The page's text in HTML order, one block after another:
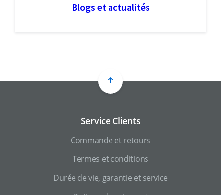
Blogs et actualités
Service Clients
Commande et retours
Termes et conditions
Durée de vie, garantie et service